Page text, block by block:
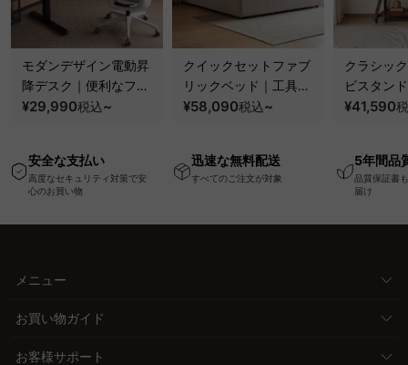
モダンデザイン電動昇
降デスク｜便利なフッ
ク・コンセント・
ー機能搭載ワークデス
ク
¥29,990税込~
クイックセットファブ
リックベッド｜工具不
要で組み立てられるク
¥58,090税込~
クラシッ
ビスタン
100kgの
¥41,590
安全な支払い
高度なセキュリティ対策で安
心のお買い物
迅速な無料配送
すべてのご注文が対象
5年間品
品質保証書
届け
メニュー
お買い物ガイド
お客様サポート